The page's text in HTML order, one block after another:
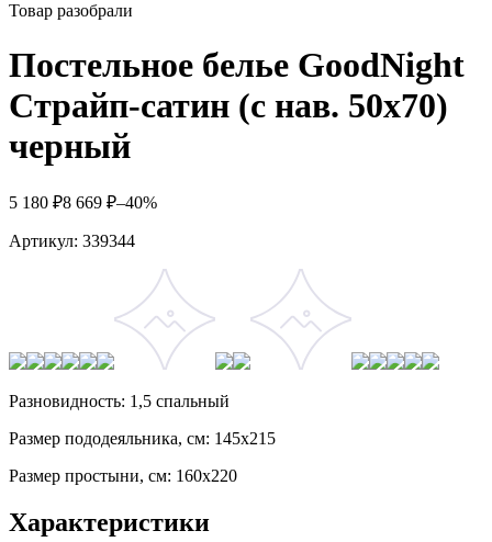
Товар разобрали
Постельное белье GoodNight
Страйп-сатин (с нав. 50х70)
черный
5 180 ₽8 669 ₽–40%
Артикул: 339344
Разновидность: 1,5 спальный
Размер пододеяльника, см: 145х215
Размер простыни, см: 160х220
Характеристики